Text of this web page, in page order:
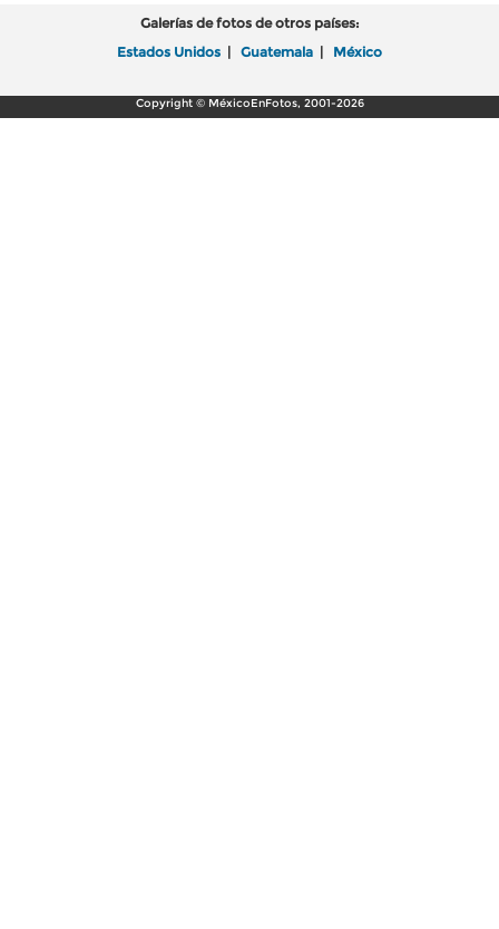
Galerías de fotos de otros países:
Estados Unidos | Guatemala | México
Copyright © MéxicoEnFotos, 2001-2026